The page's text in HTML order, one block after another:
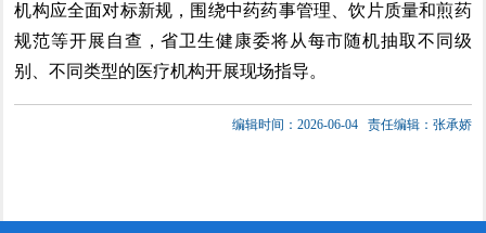
机构应全面对标新规，围绕中药药事管理、饮片质量和煎药
规范等开展自查，省卫生健康委将从每市随机抽取不同级
别、不同类型的医疗机构开展现场指导。
编辑时间：2026-06-04 责任编辑：张承娇